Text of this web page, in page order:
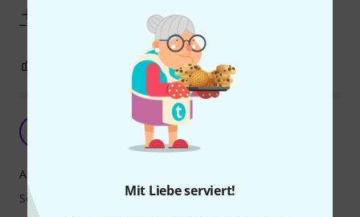
Mit Liebe serviert!
BEWERTUNG MELDEN
Jake Blues 19.01.2021
Ansprache
Sound